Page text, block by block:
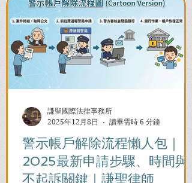
警示帳戶解除流程懶人包｜
2025最新申請步驟、時間與
不起訴關鍵｜謙聖律師
謙聖國際法律事務所
2025年12月8日
讀畢需時 6 分鐘